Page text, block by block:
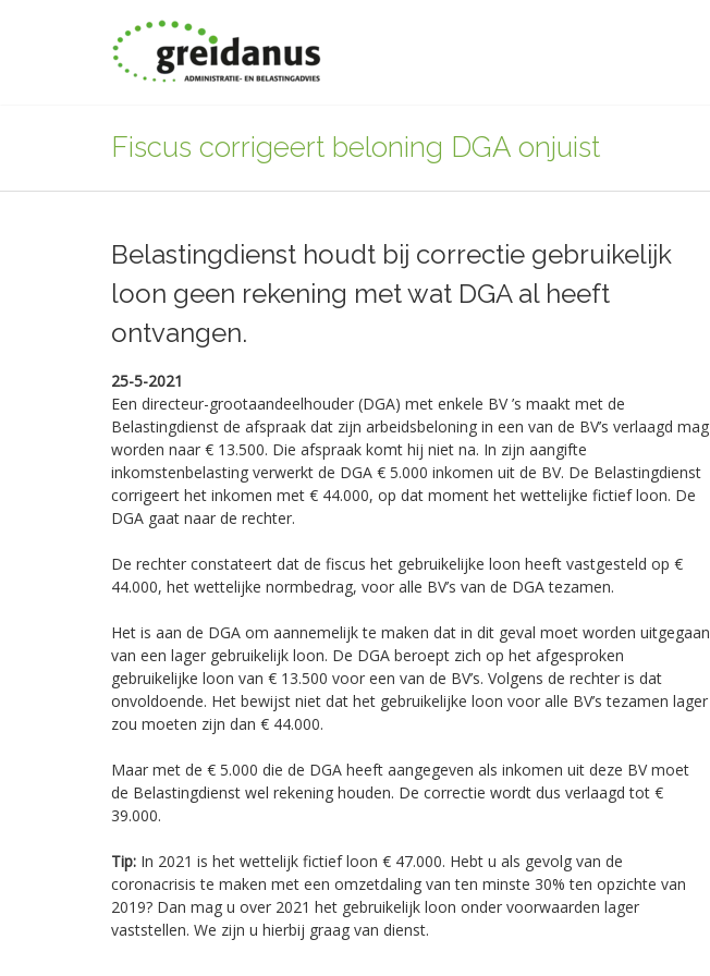
Fiscus corrigeert beloning DGA onjuist
Belastingdienst houdt bij correctie gebruikelijk
loon geen rekening met wat DGA al heeft
ontvangen.
25-5-2021
Een directeur-grootaandeelhouder (DGA) met enkele BV ’s maakt met de
Belastingdienst de afspraak dat zijn arbeidsbeloning in een van de BV’s verlaagd mag
worden naar € 13.500. Die afspraak komt hij niet na. In zijn aangifte
inkomstenbelasting verwerkt de DGA € 5.000 inkomen uit de BV. De Belastingdienst
corrigeert het inkomen met € 44.000, op dat moment het wettelijke fictief loon. De
DGA gaat naar de rechter.
De rechter constateert dat de fiscus het gebruikelijke loon heeft vastgesteld op €
44.000, het wettelijke normbedrag, voor alle BV’s van de DGA tezamen.
Het is aan de DGA om aannemelijk te maken dat in dit geval moet worden uitgegaan
van een lager gebruikelijk loon. De DGA beroept zich op het afgesproken
gebruikelijke loon van € 13.500 voor een van de BV’s. Volgens de rechter is dat
onvoldoende. Het bewijst niet dat het gebruikelijke loon voor alle BV’s tezamen lager
zou moeten zijn dan € 44.000.
Maar met de € 5.000 die de DGA heeft aangegeven als inkomen uit deze BV moet
de Belastingdienst wel rekening houden. De correctie wordt dus verlaagd tot €
39.000.
Tip: In 2021 is het wettelijk fictief loon € 47.000. Hebt u als gevolg van de
coronacrisis te maken met een omzetdaling van ten minste 30% ten opzichte van
2019? Dan mag u over 2021 het gebruikelijk loon onder voorwaarden lager
vaststellen. We zijn u hierbij graag van dienst.